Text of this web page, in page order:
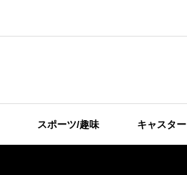
スポーツ/趣味 キャスター